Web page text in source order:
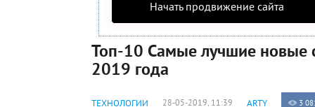
Начать продвижение сайта
Топ-10 Самые лучшие новые
2019 года
ТЕХНОЛОГИИ 28-05-2019, 11:39 ARTY 3